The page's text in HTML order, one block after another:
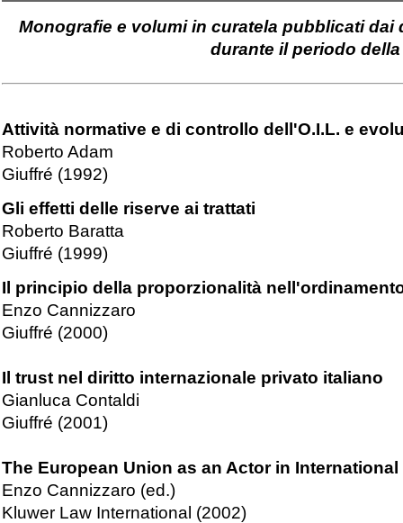
Monografie e volumi in curatela pubblicati
durante il periodo
Attività normative e di controllo dell'O.I.L. e
Roberto Adam
Giuffré (1992)
Gli effetti delle riserve ai trattati
Roberto Baratta
Giuffré (1999)
Il principio della proporzionalità
Enzo Cannizzaro
Giuffré (2000)
Il trust nel diritto internazionale privato italiano
Gianluca Contaldi
Giuffré (2001)
The European Union as an Actor in
Enzo Cannizzaro (ed.)
Kluwer Law International (2002)